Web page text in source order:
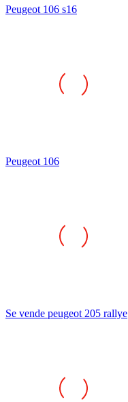
Peugeot 106 s16
Peugeot 106
Se vende peugeot 205 rallye